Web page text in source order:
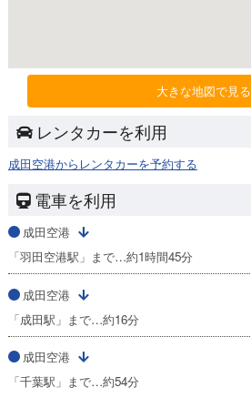
大きな地図で見る
レンタカーを利用
成田空港からレンタカーを予約する
電車を利用
成田空港
「羽田空港駅」まで…約1時間45分
成田空港
「成田駅」まで…約16分
成田空港
「千葉駅」まで…約54分